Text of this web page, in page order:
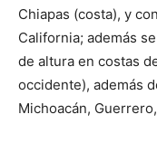
Chiapas (costa), y
California; además
de altura en costas
occidente), además
Michoacán,